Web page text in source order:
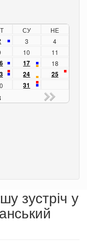
СУ НЕ
3
4
10 11
17
18
24
25
31
зустріч у